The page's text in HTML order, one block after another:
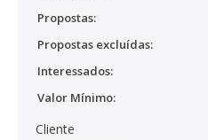
Propostas:
Propostas excluídas:
Interessados:
Valor Mínimo:
Cliente